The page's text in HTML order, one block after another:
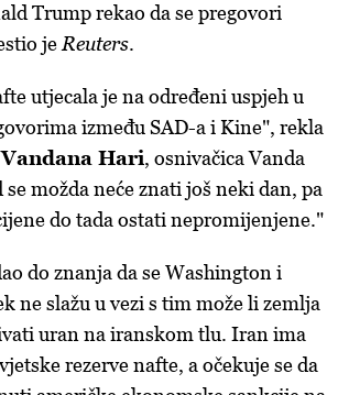
Trump rekao da se pregovori
je Reuters.
utjecala je na određeni uspjeh u
između SAD-a i Kine", rekla
Vandana Hari, osnivačica Vanda
možda neće znati još neki dan, pa
do tada ostati nepromijenjene."
do znanja da se Washington i
ne slažu u vezi s tim može li zemlja
​​uran na iranskom tlu. Iran ima
rezerve nafte, a očekuje se da